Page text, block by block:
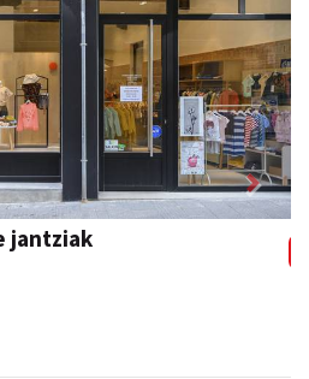
jantziak
Next